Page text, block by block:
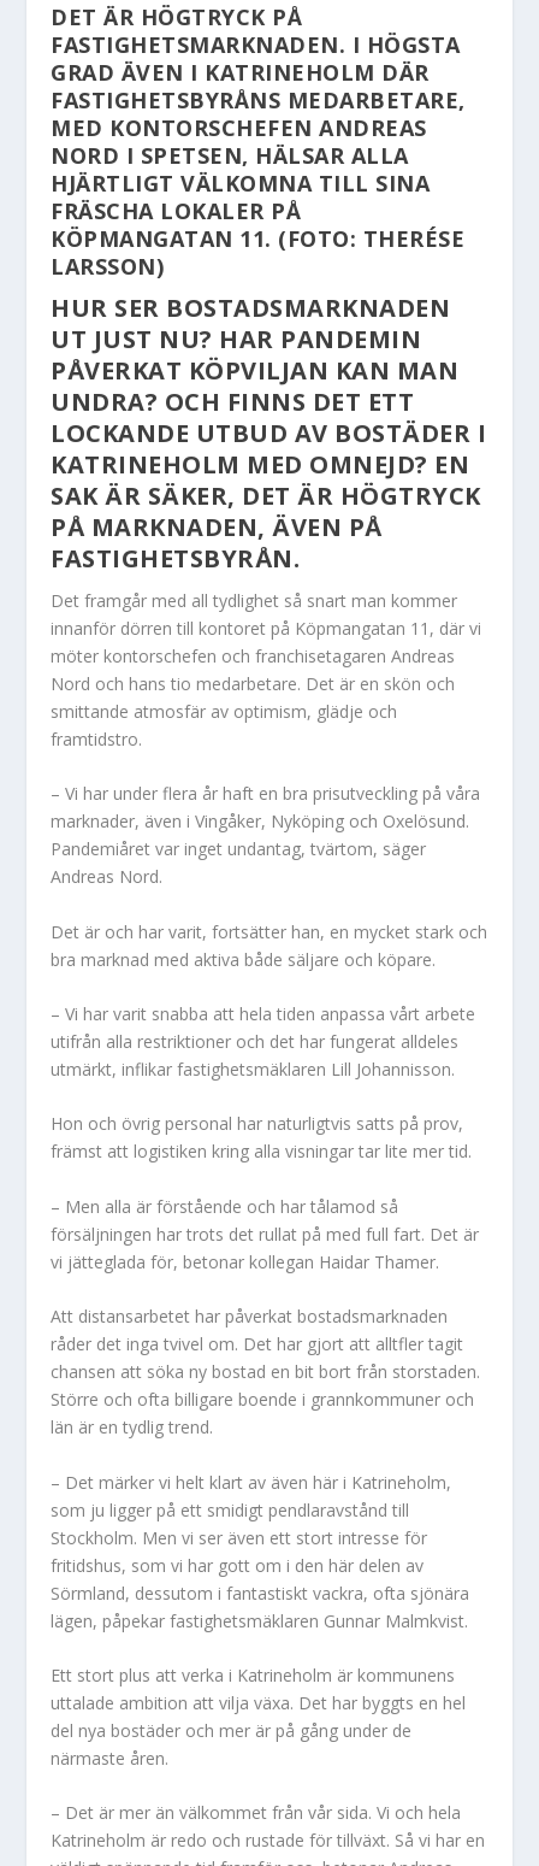
DET ÄR HÖGTRYCK PÅ
FASTIGHETSMARKNADEN. I HÖGSTA
GRAD ÄVEN I KATRINEHOLM DÄR
FASTIGHETSBYRÅNS MEDARBETARE,
MED KONTORSCHEFEN ANDREAS
NORD I SPETSEN, HÄLSAR ALLA
HJÄRTLIGT VÄLKOMNA TILL SINA
FRÄSCHA LOKALER PÅ
KÖPMANGATAN 11. (FOTO: THERÉSE
LARSSON)
HUR SER BOSTADSMARKNADEN
UT JUST NU? HAR PANDEMIN
PÅVERKAT KÖPVILJAN KAN MAN
UNDRA? OCH FINNS DET ETT
LOCKANDE UTBUD AV BOSTÄDER I
KATRINEHOLM MED OMNEJD? EN
SAK ÄR SÄKER, DET ÄR HÖGTRYCK
PÅ MARKNADEN, ÄVEN PÅ
FASTIGHETSBYRÅN.
Det framgår med all tydlighet så snart man kommer
innanför dörren till kontoret på Köpmangatan 11, där vi
möter kontorschefen och franchisetagaren Andreas
Nord och hans tio medarbetare. Det är en skön och
smittande atmosfär av optimism, glädje och
framtidstro.
– Vi har under flera år haft en bra prisutveckling på våra
marknader, även i Vingåker, Nyköping och Oxelösund.
Pandemiåret var inget undantag, tvärtom, säger
Andreas Nord.
Det är och har varit, fortsätter han, en mycket stark och
bra marknad med aktiva både säljare och köpare.
– Vi har varit snabba att hela tiden anpassa vårt arbete
utifrån alla restriktioner och det har fungerat alldeles
utmärkt, inflikar fastighetsmäklaren Lill Johannisson.
Hon och övrig personal har naturligtvis satts på prov,
främst att logistiken kring alla visningar tar lite mer tid.
– Men alla är förstående och har tålamod så
försäljningen har trots det rullat på med full fart. Det är
vi jätteglada för, betonar kollegan Haidar Thamer.
Att distansarbetet har påverkat bostadsmarknaden
råder det inga tvivel om. Det har gjort att alltfler tagit
chansen att söka ny bostad en bit bort från storstaden.
Större och ofta billigare boende i grannkommuner och
län är en tydlig trend.
– Det märker vi helt klart av även här i Katrineholm,
som ju ligger på ett smidigt pendlaravstånd till
Stockholm. Men vi ser även ett stort intresse för
fritidshus, som vi har gott om i den här delen av
Sörmland, dessutom i fantastiskt vackra, ofta sjönära
lägen, påpekar fastighetsmäklaren Gunnar Malmkvist.
Ett stort plus att verka i Katrineholm är kommunens
uttalade ambition att vilja växa. Det har byggts en hel
del nya bostäder och mer är på gång under de
närmaste åren.
– Det är mer än välkommet från vår sida. Vi och hela
Katrineholm är redo och rustade för tillväxt. Så vi har en